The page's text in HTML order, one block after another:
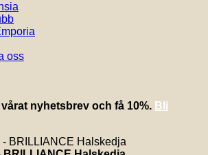
oss
nyhetsbrev och få 10%. Bli